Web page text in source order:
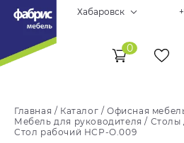
Хабаровск
0
Главная / Каталог /Офисная
Мебель для руководителя / Столы
Стол рабочий НСР-О.009